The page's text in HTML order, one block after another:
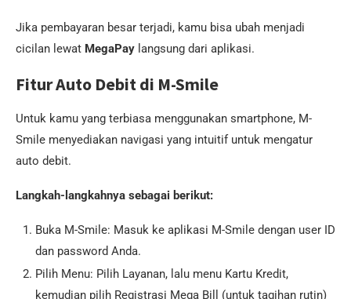
Jika pembayaran besar terjadi, kamu bisa ubah menjadi
cicilan lewat MegaPay langsung dari aplikasi.
Fitur Auto Debit di M-Smile
Untuk kamu yang terbiasa menggunakan smartphone, M-
Smile menyediakan navigasi yang intuitif untuk mengatur
auto debit.
Langkah-langkahnya sebagai berikut:
Buka M-Smile: Masuk ke aplikasi M-Smile dengan user ID
dan password Anda.
Pilih Menu: Pilih Layanan, lalu menu Kartu Kredit,
kemudian pilih Registrasi Mega Bill (untuk tagihan rutin)